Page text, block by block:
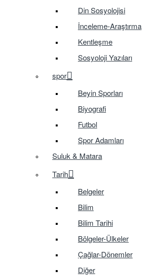
Din Sosyolojisi
İnceleme-Araştırma
Kentleşme
Sosyoloji Yazıları
spor
Beyin Sporları
Biyografi
Futbol
Spor Adamları
Suluk & Matara
Tarih
Belgeler
Bilim
Bilim Tarihi
Bölgeler-Ülkeler
Çağlar-Dönemler
Diğer